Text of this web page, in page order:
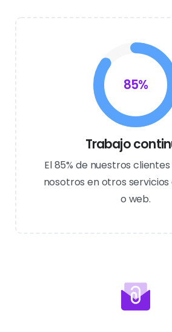
85%
Trabajo
El 85% de nuestros
nosotros en otros
o web.